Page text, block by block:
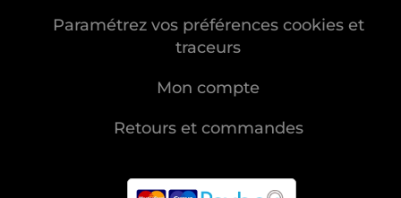
Paramétrez vos préférences cookies et
traceurs
Mon compte
Retours et commandes